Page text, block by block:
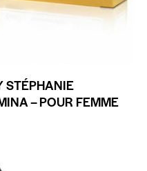
STÉPHANIE
– POUR FEMME